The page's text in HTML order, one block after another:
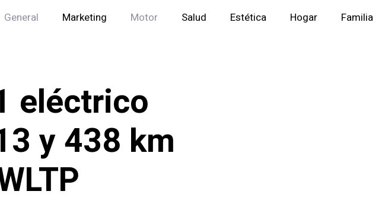
General Marketing Motor Salud Estética Hogar Familia
eléctrico
y 438 km